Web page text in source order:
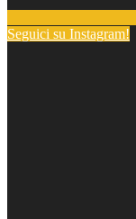
Seguici su Instagram!